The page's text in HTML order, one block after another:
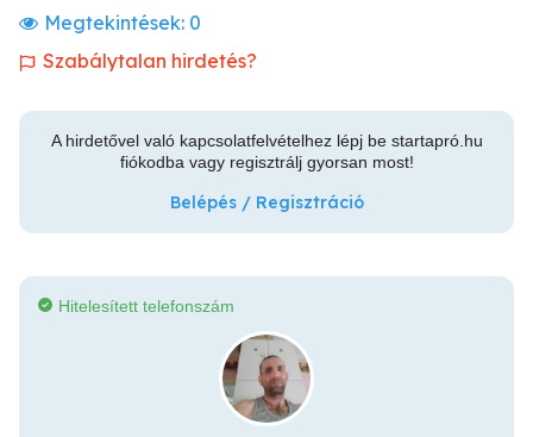
Megtekintések: 0
Szabálytalan hirdetés?
A hirdetővel való kapcsolatfelvételhez lépj be startapró.hu
fiókodba vagy regisztrálj gyorsan most!
Belépés / Regisztráció
Hitelesített telefonszám